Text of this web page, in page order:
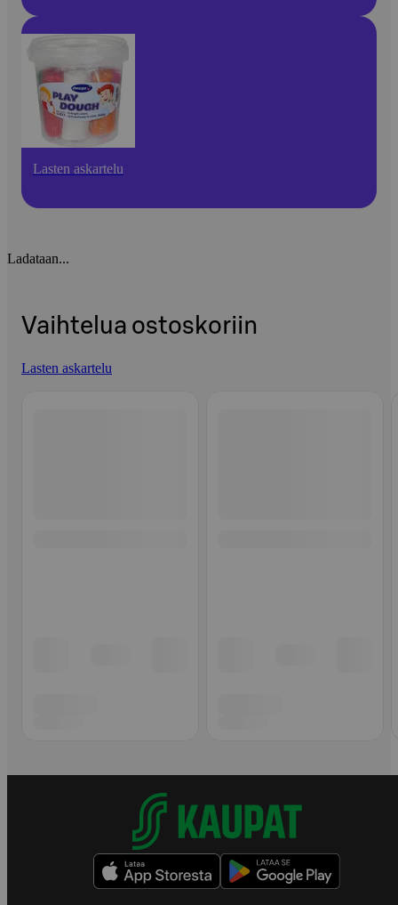
Lasten askartelu
Ladataan...
Vaihtelua ostoskoriin
Lasten askartelu